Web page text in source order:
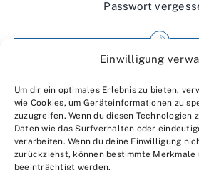
Einwilligung
Um dir ein optimales Erlebnis zu bieten,
wie Cookies, um Geräteinformationen zu
zuzugreifen. Wenn du diesen Technologien
Daten wie das Surfverhalten oder
verarbeiten. Wenn du deine Einwilligung
zurückziehst, können bestimmte Merkmale
beeinträchtigt werden.
Passwort
Wir über uns
Kontakt